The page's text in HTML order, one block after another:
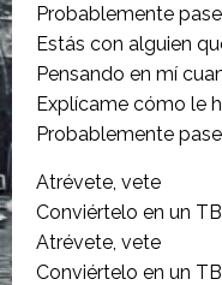
Probablemente
Estás con alguien
Pensando en mí
Explícame cómo le
Probablemente
Atrévete, vete
Conviértelo en un
Atrévete, vete
Conviértelo en un